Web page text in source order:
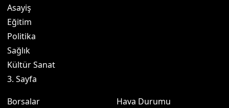
Asayiş
Eğitim
Politika
Sağlık
Kültür Sanat
3. Sayfa
Borsalar
Hava Durumu